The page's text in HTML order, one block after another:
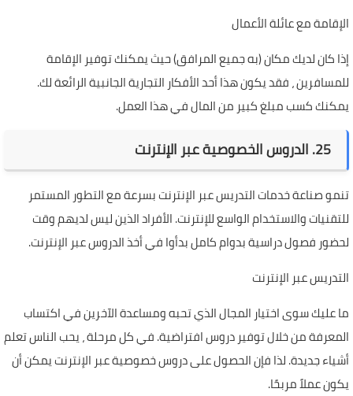
الإقامة مع عائلة الأعمال
إذا كان لديك مكان (به جميع المرافق) حيث يمكنك توفير الإقامة
للمسافرين ، فقد يكون هذا أحد الأفكار التجارية الجانبية الرائعة لك.
يمكنك كسب مبلغ كبير من المال في هذا العمل.
25. الدروس الخصوصية عبر الإنترنت
تنمو صناعة خدمات التدريس عبر الإنترنت بسرعة مع التطور المستمر
للتقنيات والاستخدام الواسع للإنترنت. الأفراد الذين ليس لديهم وقت
لحضور فصول دراسية بدوام كامل بدأوا في أخذ الدروس عبر الإنترنت.
التدريس عبر الإنترنت
ما عليك سوى اختيار المجال الذي تحبه ومساعدة الآخرين في اكتساب
المعرفة من خلال توفير دروس افتراضية. في كل مرحلة ، يحب الناس تعلم
أشياء جديدة. لذا فإن الحصول على دروس خصوصية عبر الإنترنت يمكن أن
يكون عملاً مربحًا.